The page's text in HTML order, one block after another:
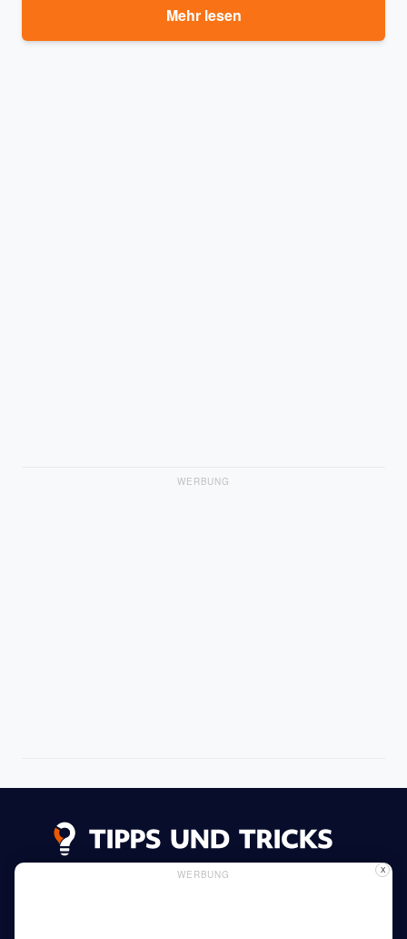
Mehr lesen
WERBUNG
WERBUNG X